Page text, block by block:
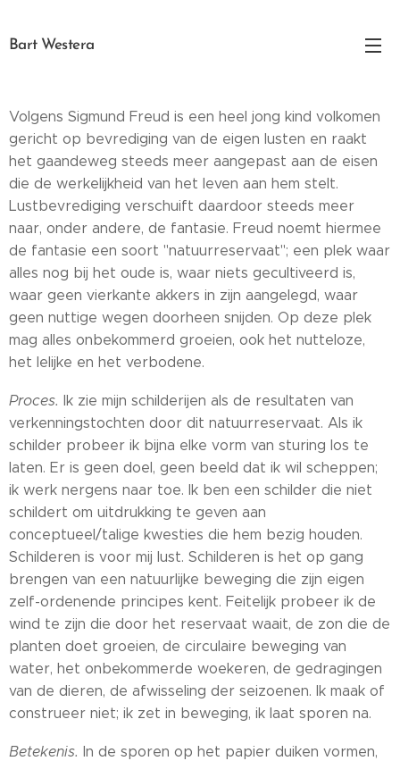
Bart Westera
Volgens Sigmund Freud is een heel jong kind volkomen
gericht op bevrediging van de eigen lusten en raakt
het gaandeweg steeds meer aangepast aan de eisen
die de werkelijkheid van het leven aan hem stelt.
Lustbevrediging verschuift daardoor steeds meer
naar, onder andere, de fantasie. Freud noemt hiermee
de fantasie een soort "natuurreservaat"; een plek waar
alles nog bij het oude is, waar niets gecultiveerd is,
waar geen vierkante akkers in zijn aangelegd, waar
geen nuttige wegen doorheen snijden. Op deze plek
mag alles onbekommerd groeien, ook het nutteloze,
het lelijke en het verbodene.
Proces. Ik zie mijn schilderijen als de resultaten van
verkenningstochten door dit natuurreservaat. Als ik
schilder probeer ik bijna elke vorm van sturing los te
laten. Er is geen doel, geen beeld dat ik wil scheppen;
ik werk nergens naar toe. Ik ben een schilder die niet
schildert om uitdrukking te geven aan
conceptueel/talige kwesties die hem bezig houden.
Schilderen is voor mij lust. Schilderen is het op gang
brengen van een natuurlijke beweging die zijn eigen
zelf-ordenende principes kent. Feitelijk probeer ik de
wind te zijn die door het reservaat waait, de zon die de
planten doet groeien, de circulaire beweging van
water, het onbekommerde woekeren, de gedragingen
van de dieren, de afwisseling der seizoenen. Ik maak of
construeer niet; ik zet in beweging, ik laat sporen na.
Betekenis. In de sporen op het papier duiken vormen,